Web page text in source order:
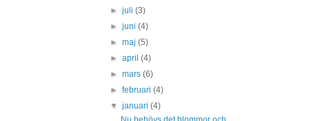
►juli(3)
►juni(4)
►maj(5)
►april(4)
►mars(6)
►februari(4)
▼januari(4)